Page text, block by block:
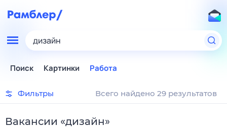
дизайн
Поиск Картинки Работа
Фильтры Всего найдено 29 результатов
Вакансии «дизайн»